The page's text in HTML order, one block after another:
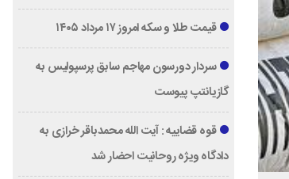
قیمت طلا و سکه امروز ۱۷ مرداد ۱۴۰۵
سردار دورسون مهاجم سابق پرسپولیس به
گازیانتپ پیوست
قوه قضاییه : آیت الله محمدباقر خرازی به
دادگاه ویژه روحانیت احضار شد